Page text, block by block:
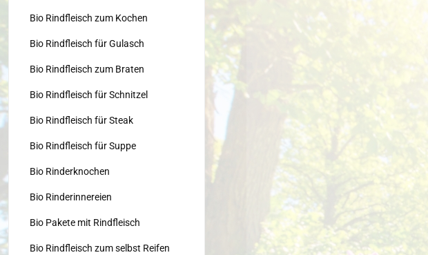
Bio Rindfleisch zum Kochen
Bio Rindfleisch für Gulasch
Bio Rindfleisch zum Braten
Bio Rindfleisch für Schnitzel
Bio Rindfleisch für Steak
Bio Rindfleisch für Suppe
Bio Rinderknochen
Bio Rinderinnereien
Bio Pakete mit Rindfleisch
Bio Rindfleisch zum selbst Reifen